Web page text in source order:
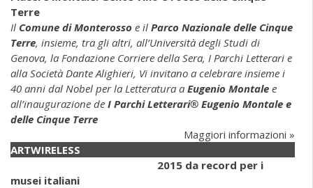
Terre
Il Comune di Monterosso e il Parco Nazionale delle Cinque
Terre, insieme, tra gli altri, all’Università degli Studi di
Genova, la Fondazione Corriere della Sera, I Parchi Letterari e
alla Società Dante Alighieri, Vi invitano a celebrare insieme i
40 anni dal Nobel per la Letteratura a Eugenio Montale e
all’inaugurazione de I Parchi Letterari® Eugenio Montale e
delle Cinque Terre
Maggiori informazioni »
ARTWIRELESS
2015 da record per i
musei italiani